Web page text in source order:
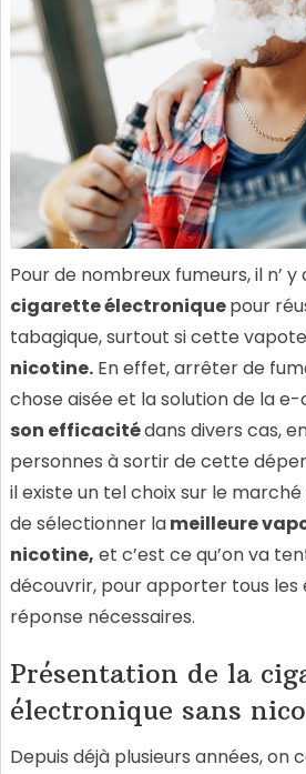
Pour de nombreux fumeurs, il n’
cigarette électroniquepour
tabagique, surtout si cette
nicotine.En effet, arrêter de
chose aisée et la solution de la
son efficacitédans divers cas,
personnes à sortir de cette
il existe un tel choix sur le marché
de sélectionner lameilleure
nicotine, et c’est ce qu’on va
découvrir, pour apporter tous les
réponse nécessaires.
Présentation de la
électronique sans
Depuis déjà plusieurs années, on